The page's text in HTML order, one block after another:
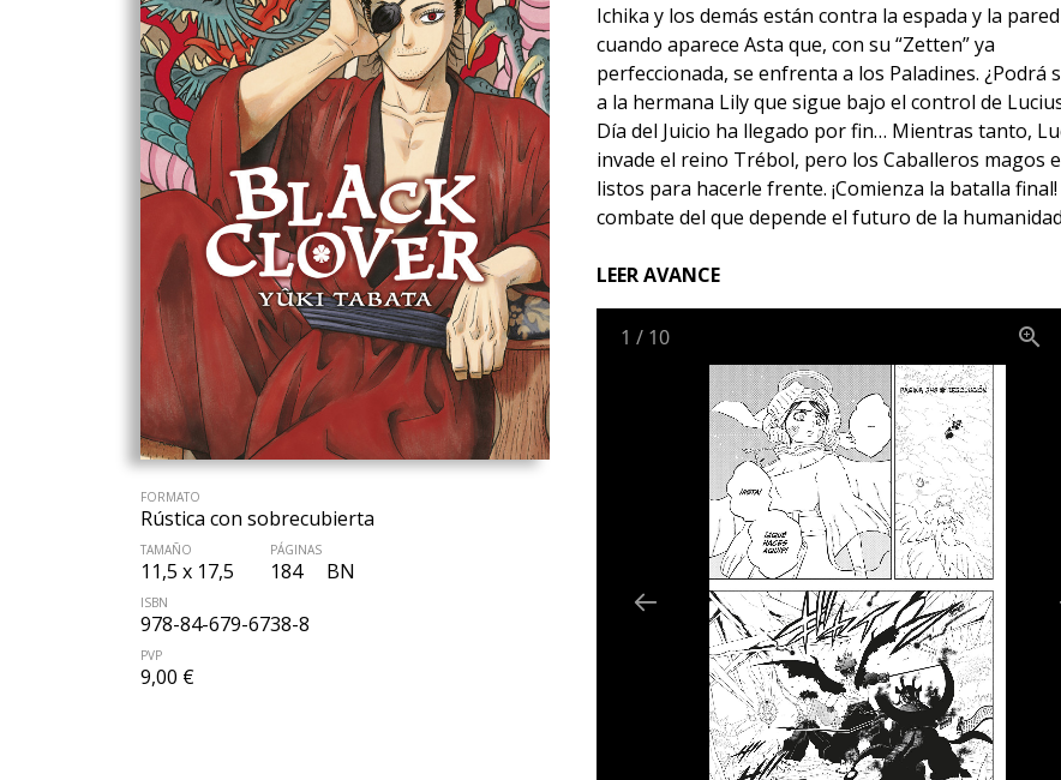
FORMATO
Rústica con sobrecubierta
TAMAÑO
11,5 x 17,5
PÁGINAS
184 BN
ISBN
978-84-679-6738-8
PVP
9,00 €
Ichika y los demás están contra la espada y la pared
cuando aparece Asta que, con su “Zetten” ya
perfeccionada, se enfrenta a los Paladines. ¿Podrá
a la hermana Lily que sigue bajo el control de
Día del Juicio ha llegado por fin… Mientras tanto,
invade el reino Trébol, pero los Caballeros magos
listos para hacerle frente. ¡Comienza la batalla final!
combate del que depende el futuro de la
LEER AVANCE
1 / 10